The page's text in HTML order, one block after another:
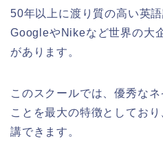
50年以上に渡り質の高い英
GoogleやNikeなど世界の大
があります。
このスクールでは、優秀な
ことを最大の特徴としてお
講できます。